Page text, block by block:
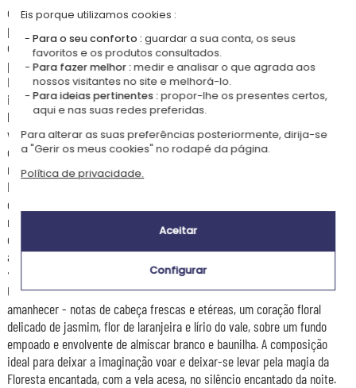
encantador com uma vivacidade e um resultado visual que nada mais
pode igualar. Uma oferta tão original quanto maravilhosa, personalizada
com o nome ou a mensagem à sua escolha para um toque ainda mais
precioso.
Não é necessário esperar pela noite para apreciar a magia - a
impressão UV a cores é visível e deslumbrante ao primeiro olhar, tão
bela à plena luz como iluminada pela chama ao crepúsculo. Um
verdadeiro objeto de contemplação e encantamento, que transforma
qualquer interior num cantinho de floresta mágica - para todos os que
nunca deixaram completamente de acreditar nos contos.
Para oferecer esta vela personalizada floresta encantada em todo o seu
esplendor fabuloso, opte pela caixa de madeira de abeto personalizável
mediante impressão UV a cores proposta como opção - um estojo tão
encantado quanto o seu conteúdo, para uma oferta tão preciosa quanto
as maravilhas que ilustra.
🌼 O seu perfume: a flor de algodão
Uma fragrância suave e misteriosa como o ar de uma floresta ao
amanhecer - notas de cabeça frescas e etéreas, um coração floral
delicado de jasmim, flor de laranjeira e lírio do vale, sobre um fundo
empoado e envolvente de almíscar branco e baunilha. A composição
ideal para deixar a imaginação voar e deixar-se levar pela magia da
Floresta encantada, com a vela acesa, no silêncio encantado da noite.
Eis porque utilizamos cookies :
Para o seu conforto : guardar a sua conta, os seus
favoritos e os produtos consultados.
Para fazer melhor :medir e analisar o que agrada aos
nossos visitantes no site e melhorá-lo.
Para ideias pertinentes :propor-lhe os presentes certos,
aqui e nas suas redes preferidas.
Para alterar as suas preferências posteriormente, dirija-se
a "Gerir os meus cookies" no rodapé da página.
Política de privacidade.
Aceitar
Configurar